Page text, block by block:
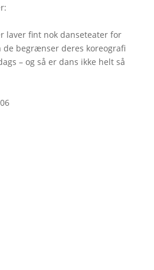
:
laver fint nok danseteater for
begrænser deres koreografi
– og så er dans ikke helt så